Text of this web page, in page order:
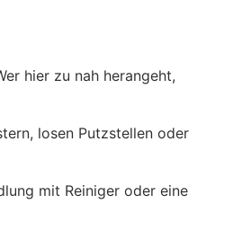
hier zu nah herangeht,
losen Putzstellen oder
mit Reiniger oder eine